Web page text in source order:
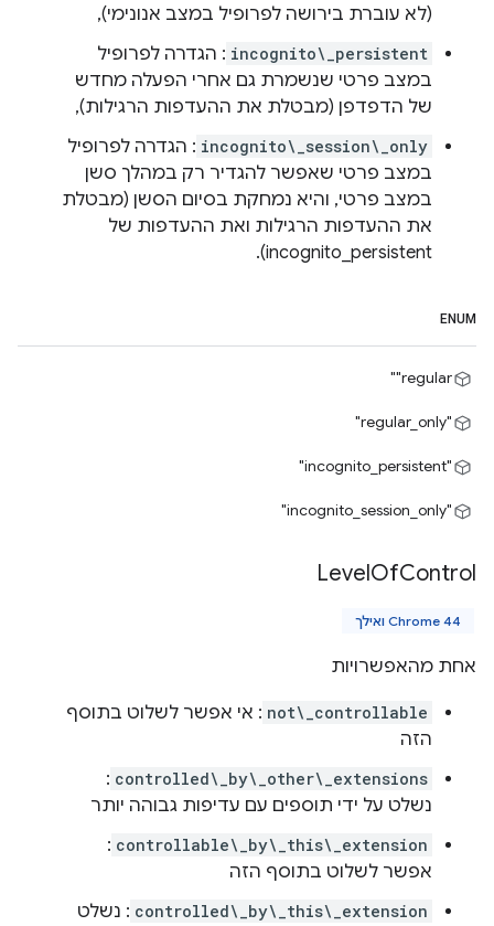
(לא עוברת בירושה לפרופיל במצב אנונימי),
incognito\_persistent : הגדרה לפרופיל
במצב פרטי שנשמרת גם אחרי הפעלה מחדש
של הדפדפן (מבטלת את ההעדפות הרגילות),
incognito\_session\_only : הגדרה לפרופיל
במצב פרטי שאפשר להגדיר רק במהלך סשן
במצב פרטי, והיא נמחקת בסיום הסשן (מבטלת
את ההעדפות הרגילות ואת ההעדפות של
incognito_persistent).
ENUM
‎"regular"
"regular_only"
"incognito_persistent"
"incognito_session_only"
LevelOfControl
Chrome 44 ואילך
אחת מהאפשרויות
not\_controllable : אי אפשר לשלוט בתוסף
הזה
controlled\_by\_other\_extensions
:
נשלט על ידי תוספים עם עדיפות גבוהה יותר
controllable\_by\_this\_extension
:
אפשר לשלוט בתוסף הזה
controlled\_by\_this\_extension : נשלט